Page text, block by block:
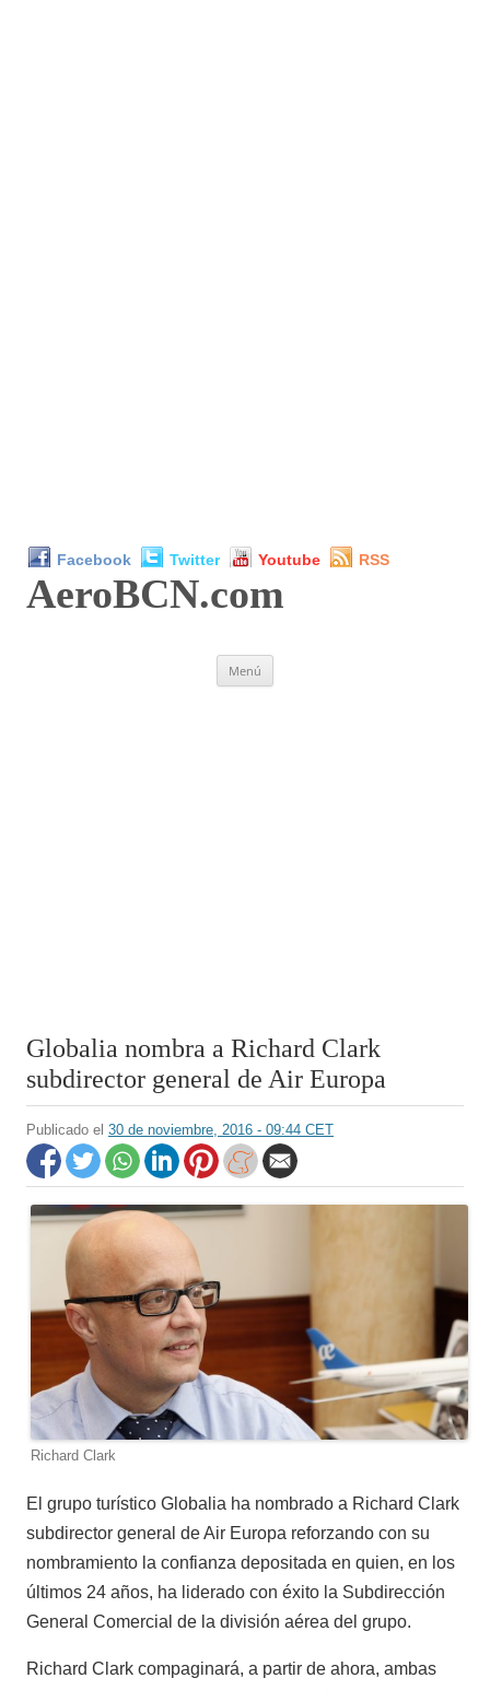
Facebook Twitter Youtube RSS
AeroBCN.com
Menú
Globalia nombra a Richard Clark
subdirector general de Air Europa
Publicado el 30 de noviembre, 2016 - 09:44 CET
Richard Clark
El grupo turístico Globalia ha nombrado a Richard Clark
subdirector general de Air Europa reforzando con su
nombramiento la confianza depositada en quien, en los
últimos 24 años, ha liderado con éxito la Subdirección
General Comercial de la división aérea del grupo.
Richard Clark compaginará, a partir de ahora, ambas